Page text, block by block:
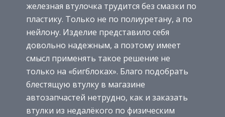
железная втулочка трудится без смазки по
пластику. Только не по полиуретану, а по
нейлону. Изделие представило себя
довольно надежным, а поэтому имеет
смысл применять такое решение не
только на «бигблоках». Благо подобрать
блестящую втулку в магазине
автозапчастей нетрудно, как и заказать
втулки из недалёкого по физическим